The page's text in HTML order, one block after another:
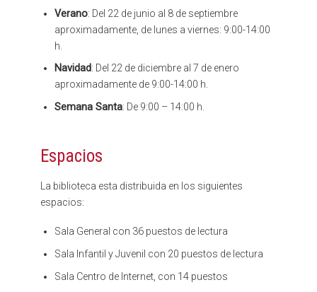
Verano: Del 22 de junio al 8 de septiembre
aproximadamente, de lunes a viernes: 9:00-14:00
h.
Navidad: Del 22 de diciembre al 7 de enero
aproximadamente de 9:00-14:00 h.
Semana Santa: De 9:00 – 14:00 h.
Espacios
La biblioteca esta distribuida en los siguientes
espacios:
Sala General con 36 puestos de lectura
Sala Infantil y Juvenil con 20 puestos de lectura
Sala Centro de Internet, con 14 puestos